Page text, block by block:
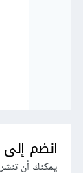
انضم
يمكنك أن